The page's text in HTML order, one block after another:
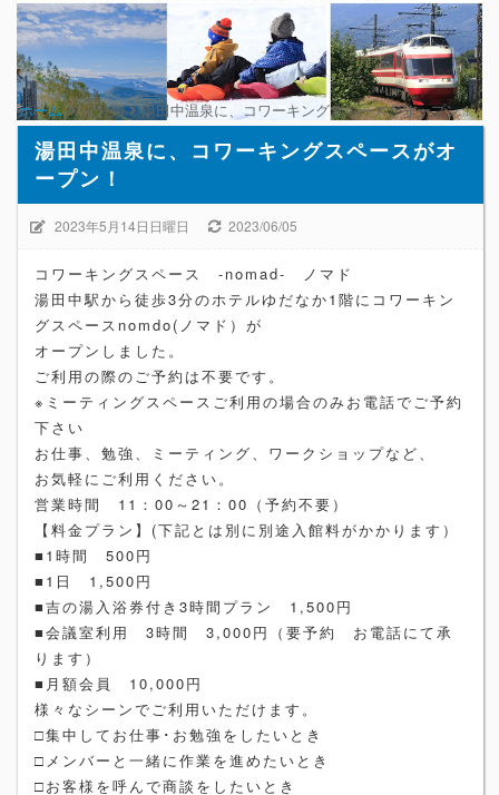
ホーム 未分類 湯田中温泉に、コワーキングスペースがオープン！
湯田中温泉に、コワーキングスペースがオ
ープン！
2023年5月14日日曜日 2023/06/05
コワーキングスペース -nomad- ノマド
湯田中駅から徒歩3分のホテルゆだなか1階にコワーキン
グスペースnomdo(ノマド）が
オープンしました。
ご利用の際のご予約は不要です。
※ミーティングスペースご利用の場合のみお電話でご予約
下さい
お仕事、勉強、ミーティング、ワークショップなど、
お気軽にご利用ください。
営業時間 11：00～21：00（予約不要）
【料金プラン】(下記とは別に別途入館料がかかります）
■1時間 500円
■1日 1,500円
■吉の湯入浴券付き3時間プラン 1,500円
■会議室利用 3時間 3,000円（要予約 お電話にて承
ります）
■月額会員 10,000円
様々なシーンでご利用いただけます。
□集中してお仕事･お勉強をしたいとき
□メンバーと一緒に作業を進めたいとき
□お客様を呼んで商談をしたいとき